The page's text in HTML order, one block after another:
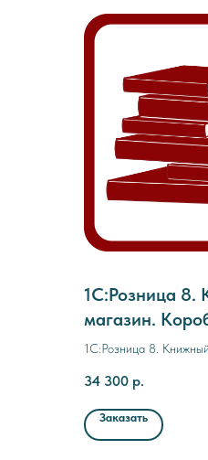
1С:Розница 8.
магазин.
поставка
1С:Розница 8.
34 300 р.
Заказать